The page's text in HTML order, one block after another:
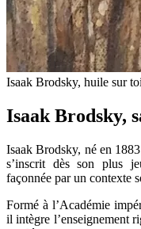
Isaak Brodsky, huile sur
Isaak Brodsky,
Isaak Brodsky, né en
s’inscrit dès son plus
façonnée par un contexte
Formé à l’Académie
il intègre l’enseignement